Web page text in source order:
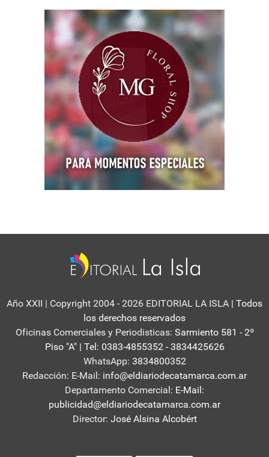
Año XXII | Copyright 2004 - 2026 EDITORIAL LA ISLA | Todos
los derechos reservados
Oficinas Comerciales y Periodisticas: Sarmiento 581 - 2º
Piso "A" | Tel: 0383-4855352 - 3834425626
WhatsApp: 3834800352
Redacción: E-Mail: info@eldiariodecatamarca.com.ar
Departamento Comercial: E-Mail:
publicidad@eldiariodecatamarca.com.ar
Director: José Alsina Alcobért